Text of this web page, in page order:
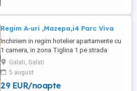
Regim A-uri ,Mazepa,i4 Parc Viva
Inchiriem in regim hotelier apartamente cu
1 camera, in zona Tiglina 1 pe strada
Brailei. Punem la dispozitie prosoape,
asternuturi (spalate, calcate si
dezinfectate in spalatorii specializate),
obiecte de toaleta (gel de dus, sapun
Galati, Galati
5 august
29 EUR/noapte